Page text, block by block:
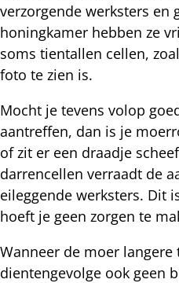
verzorgende werksters en
honingkamer hebben ze
soms tientallen cellen,
foto te zien is.
Mocht je tevens volop
aantreffen, dan is je
of zit er een draadje
darrencellen verraadt de
eileggende werksters. Dit
hoeft je geen zorgen te
Wanneer de moer
dientengevolge ook geen